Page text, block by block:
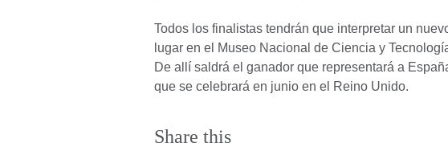
Todos los finalistas tendrán que interpretar un
lugar en el Museo Nacional de Ciencia y
De allí saldrá el ganador que representará a
que se celebrará en junio en el Reino Unido.
Share this